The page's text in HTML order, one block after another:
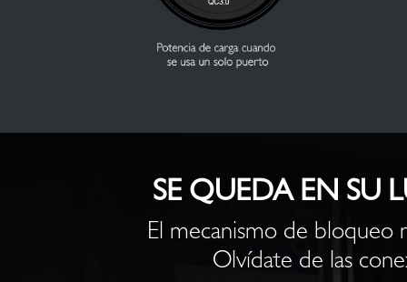
SE QUEDA EN SU
El mecanismo de bloqueo
Olvídate de las